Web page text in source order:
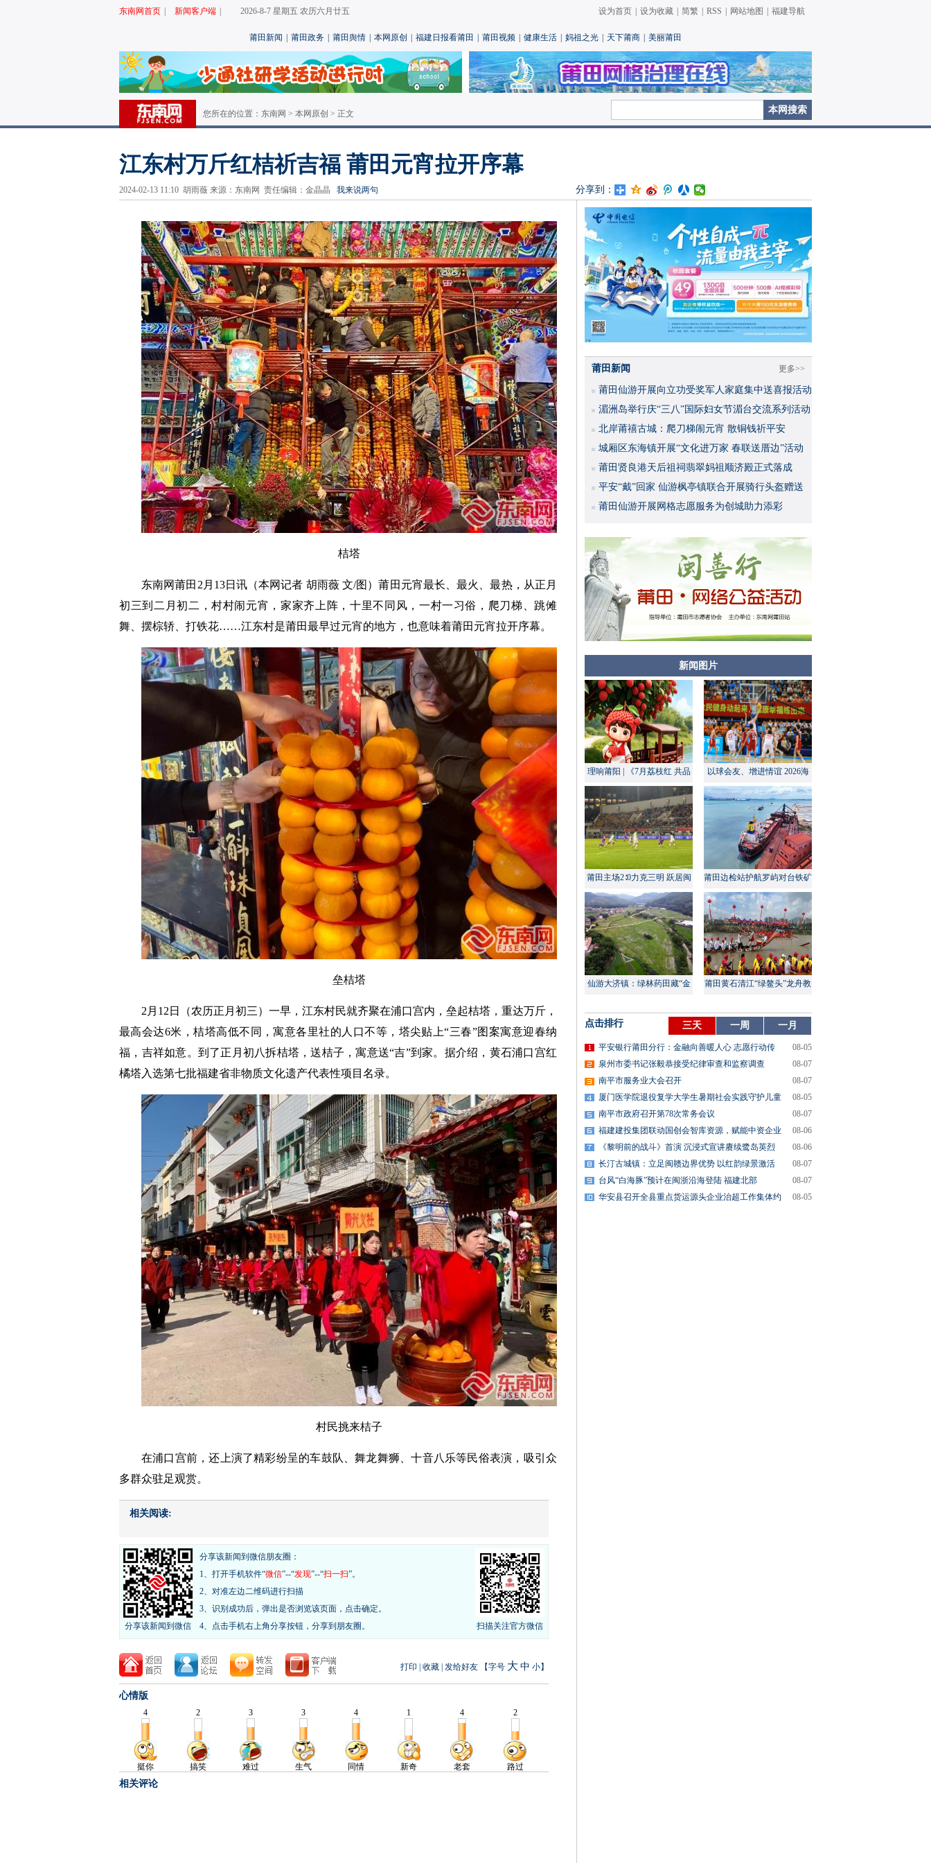
东南网首页 新闻客户端 2026-8-7 星期五 农历六月廿五 设为首页 设为收藏 简繁 RSS 网站地图 福建导航
莆田新闻 莆田政务 莆田舆情 本网原创 福建日报看莆田 莆田视频 健康生活 妈祖之光 天下莆商 美丽莆田
您所在的位置： 东南网 > 本网原创 > 正文
江东村万斤红桔祈吉福 莆田元宵拉开序幕
2024-02-13 11:10 胡雨薇 来源：东南网 责任编辑：金晶晶 我来说两句 分享到：
桔塔
东南网莆田2月13日讯（本网记者 胡雨薇 文/图）莆田元宵最长、最火、最热，从正月
初三到二月初二，村村闹元宵，家家齐上阵，十里不同风，一村一习俗，爬刀梯、跳傩
舞、摆棕轿、打铁花……江东村是莆田最早过元宵的地方，也意味着莆田元宵拉开序幕。
垒桔塔
2月12日（农历正月初三）一早，江东村民就齐聚在浦口宫内，垒起桔塔，重达万斤，
最高会达6米，桔塔高低不同，寓意各里社的人口不等，塔尖贴上“三春”图案寓意迎春纳
福，吉祥如意。到了正月初八拆桔塔，送桔子，寓意送“吉”到家。据介绍，黄石浦口宫红
橘塔入选第七批福建省非物质文化遗产代表性项目名录。
村民挑来桔子
在浦口宫前，还上演了精彩纷呈的车鼓队、舞龙舞狮、十音八乐等民俗表演，吸引众
多群众驻足观赏。
相关阅读:
扫描关注官方微信
分享该新闻到微信
分享该新闻到微信朋友圈：
1、打开手机软件“微信”--“发现”--“扫一扫”。
2、对准左边二维码进行扫描
3、识别成功后，弹出是否浏览该页面，点击确定。
4、点击手机右上角分享按钮，分享到朋友圈。
打印 收藏 发给好友 【字号 大 中 小】
心情版
相关评论
更多>>
莆田新闻
莆田仙游开展向立功受奖军人家庭集中送喜报活动
湄洲岛举行庆“三八”国际妇女节湄台交流系列活动
北岸莆禧古城：爬刀梯闹元宵 散铜钱祈平安
城厢区东海镇开展“文化进万家 春联送厝边”活动
莆田贤良港天后祖祠翡翠妈祖顺济殿正式落成
平安“戴”回家 仙游枫亭镇联合开展骑行头盔赠送
活动
莆田仙游开展网格志愿服务为创城助力添彩
新闻图片
理响莆阳 | 《7月荔枝红 共品
莆田甜》
以球会友、增进情谊 2026海
峡两岸大学生篮球赛在莆田开
幕
莆田主场2∶0力克三明 跃居闽
超积分榜第四
莆田边检站护航罗屿对台铁矿
中转量同比增长超60%
仙游大济镇：绿林药田藏“金
莆田黄石清江“绿鳌头”龙舟教
点击排行 三天 一周 一月
平安银行莆田分行：金融向善暖人心 志愿行动传
08-05
泉州市委书记张毅恭接受纪律审查和监察调查
08-07
南平市服务业大会召开
08-07
厦门医学院退役复学大学生暑期社会实践守护儿童
08-05
南平市政府召开第78次常务会议
08-07
福建建投集团联动国创会智库资源，赋能中资企业
08-06
《黎明前的战斗》首演 沉浸式宣讲赓续鹭岛英烈
08-06
长汀古城镇：立足闽赣边界优势 以红韵绿景激活
08-07
台风“白海豚”预计在闽浙沿海登陆 福建北部
08-07
华安县召开全县重点货运源头企业治超工作集体约
08-05